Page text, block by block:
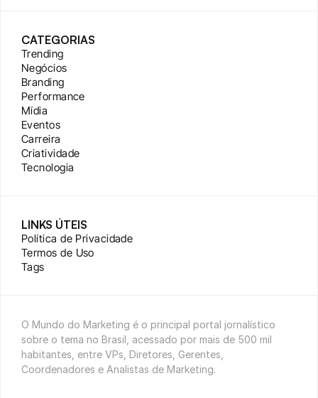
CATEGORIAS
Trending
Negócios
Branding
Performance
Mídia
Eventos
Carreira
Criatividade
Tecnologia
LINKS ÚTEIS
Política de Privacidade
Termos de Uso
Tags
O Mundo do Marketing é o principal portal jornalístico
sobre o tema no Brasil, acessado por mais de 500 mil
habitantes, entre VPs, Diretores, Gerentes,
Coordenadores e Analistas de Marketing.